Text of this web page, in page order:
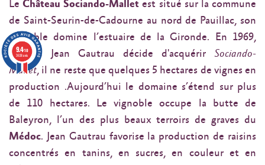
Le Château Sociando-Mallet est situé sur la commune
de Saint-Seurin-de-Cadourne au nord de Pauillac, son
vignoble domine l’estuaire de la Gironde. En 1969,
lorsque Jean Gautrau décide d'acquérir Sociando-
Mallet, il ne reste que quelques 5 hectares de vignes en
production .Aujourd’hui le domaine s’étend sur plus
de 110 hectares. Le vignoble occupe la butte de
Baleyron, l’un des plus beaux terroirs de graves du
Médoc. Jean Gautrau favorise la production de raisins
concentrés en tanins, en sucres, en couleur et en
9.4/10
3638 avis